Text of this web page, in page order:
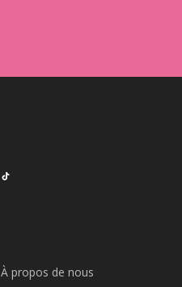
À propos de nous